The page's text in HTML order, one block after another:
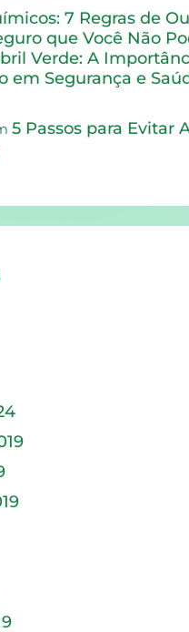
7 Regras de
que Você Não
Verde: A
em Segurança e
5 Passos para Evitar